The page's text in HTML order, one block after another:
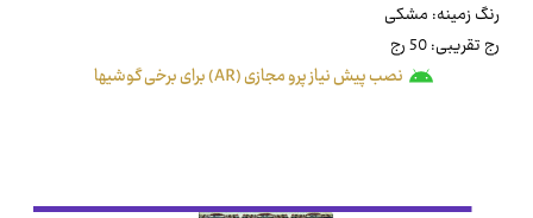
رنگ زمینه: مشکی
رج تقریبی: 50 رج
نصب پیش نیاز پرو مجازی (AR) برای برخی گوشیها